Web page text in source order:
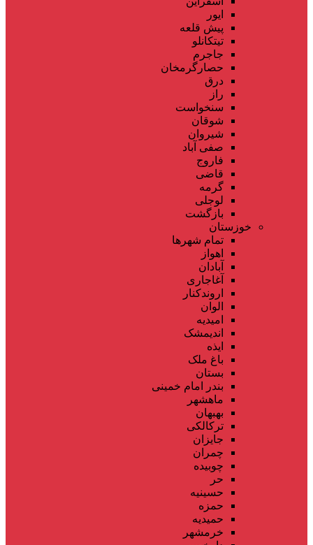
ایور
پیش قلعه
تیتکانلو
جاجرم
حصارگرمخان
درق
راز
سنخواست
شوقان
شیروان
صفی آباد
فاروج
قاضی
گرمه
لوجلی
بازگشت
خوزستان
تمام شهر‌ها
اهواز
آبادان
آغاجاری
اروندکنار
الوان
امیدیه
اندیمشک
ایذه
باغ ملک
بستان
بندر امام خمینی
ماهشهر
بهبهان
ترکالکی
جایزان
چمران
چوبیده
حر
حسینیه
حمزه
حمیدیه
خرمشهر